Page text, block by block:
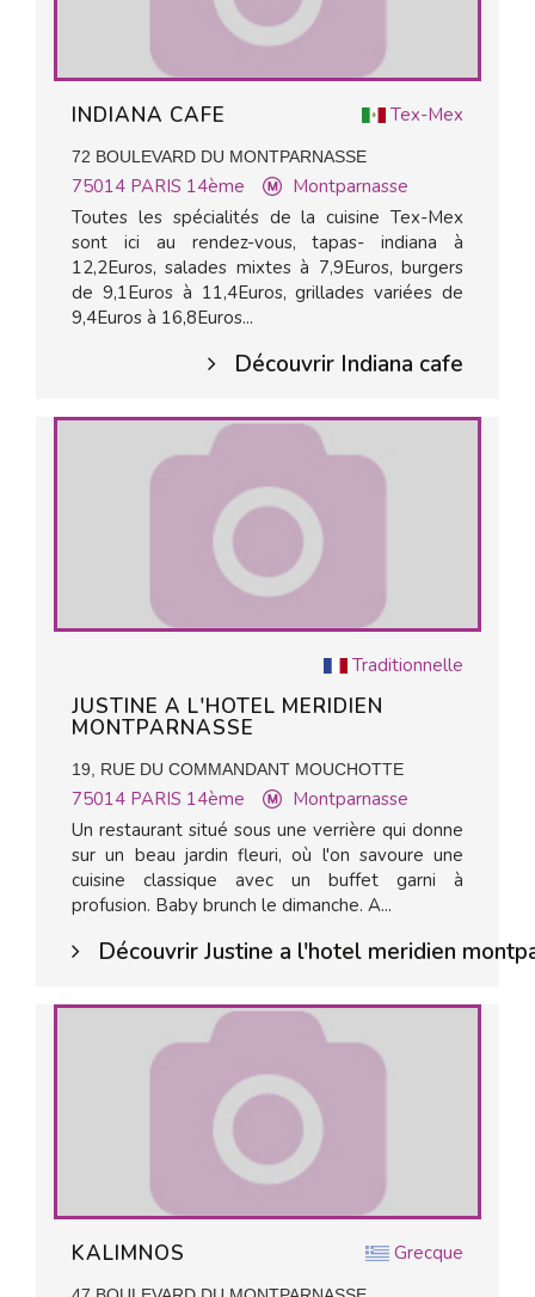
Tex-Mex
INDIANA CAFE
72 BOULEVARD DU MONTPARNASSE
75014 PARIS 14ème
Montparnasse
Toutes les spécialités de la cuisine Tex-Mex
sont ici au rendez-vous, tapas- indiana à
12,2Euros, salades mixtes à 7,9Euros, burgers
de 9,1Euros à 11,4Euros, grillades variées de
9,4Euros à 16,8Euros...
Découvrir Indiana cafe
Traditionnelle
JUSTINE A L'HOTEL MERIDIEN
MONTPARNASSE
19, RUE DU COMMANDANT MOUCHOTTE
75014 PARIS 14ème
Montparnasse
Un restaurant situé sous une verrière qui donne
sur un beau jardin fleuri, où l'on savoure une
cuisine classique avec un buffet garni à
profusion. Baby brunch le dimanche. A...
Découvrir Justine a l'hotel meridien
Grecque
KALIMNOS